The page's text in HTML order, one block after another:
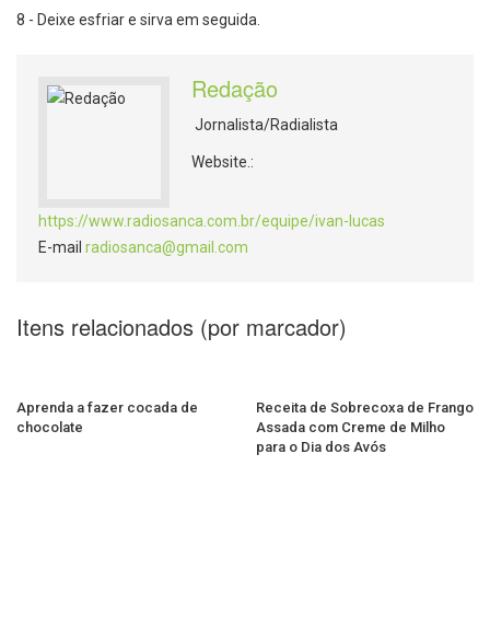
8 - Deixe esfriar e sirva em seguida.
Redação
Jornalista/Radialista
Website.:
https://www.radiosanca.com.br/equipe/ivan-lucas
E-mail radiosanca@gmail.com
Itens relacionados (por marcador)
Aprenda a fazer cocada de
chocolate
Receita de Sobrecoxa de Frango
Assada com Creme de Milho
para o Dia dos Avós